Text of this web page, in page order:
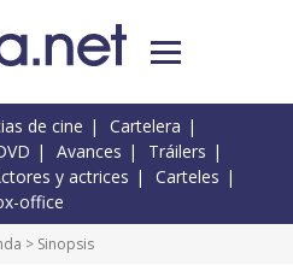
de cine
Cartelera
Avances
Tráilers
y actrices
Carteles
office
> Sinopsis